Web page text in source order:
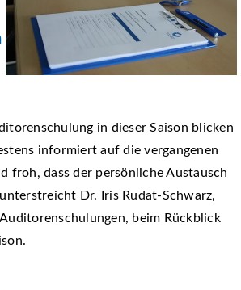
in dieser Saison blicken
informiert auf die vergangenen
froh, dass der persönliche Austausch
Dr. Iris Rudat-Schwarz,
beim Rückblick